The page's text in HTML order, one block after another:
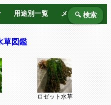
用途別一覧 メーカー別
🔍 検索
草図鑑
ロゼット水草